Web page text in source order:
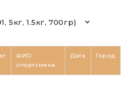
5кг, 1.5кг, 700гр)
ФИО
спортсмена
Дата Город